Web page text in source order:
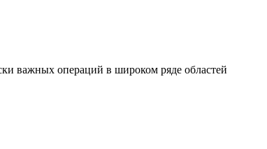
важных операций в широком ряде областей